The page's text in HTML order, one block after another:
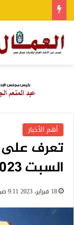
أهم الأخبار
تعرف على
السبت 18/2/2023 فى مصر
18 فبراير، 2023 9:11 صباحًا